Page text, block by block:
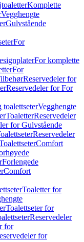
Komplette
Vegghengte
Gulvstående
For
For komplette
For
Reservedeler for
Reservedeler for For
toalettseterVegghengte
ToaletterReservedeler
for Gulvstående
Reservedeler
Comfort
Forlengede
Comfort
Toaletter for
Toalettseter for
Reservedeler
for
for